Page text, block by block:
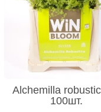
Alchemilla
100шт.